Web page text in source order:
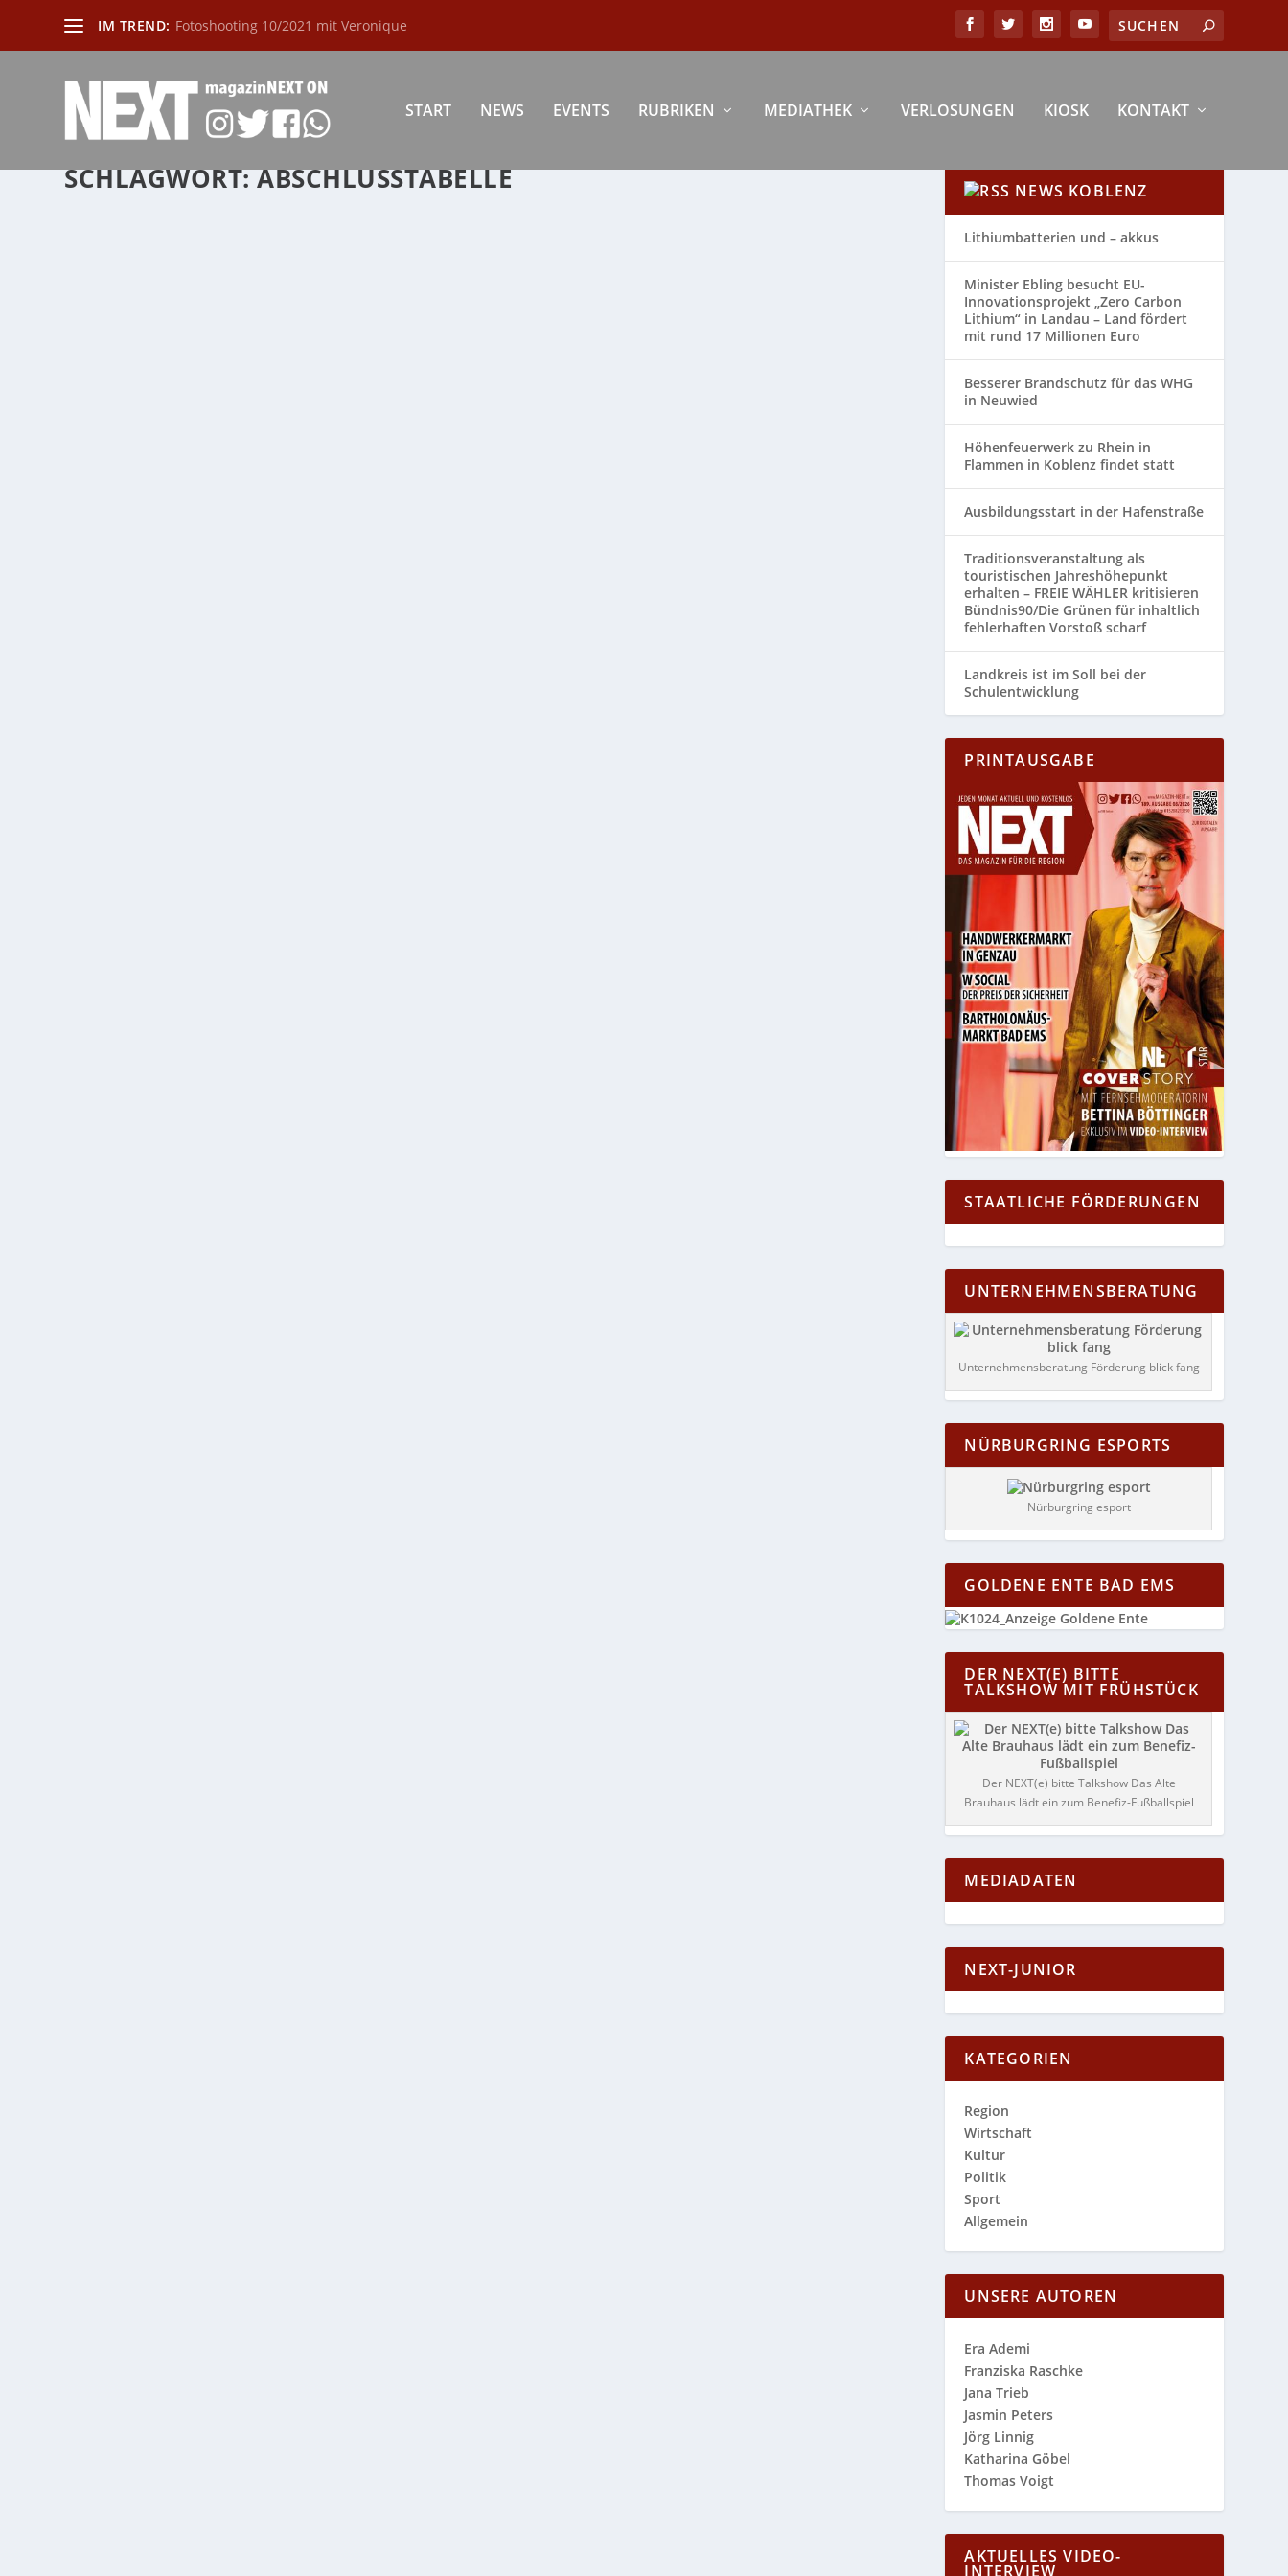
IM TREND: Fotoshooting 10/2021 mit Veronique
START NEWS EVENTS RUBRIKEN MEDIATHEK VERLOSUNGEN KIOSK KONTAKT
SCHLAGWORT:ABSCHLUSSTABELLE NEWS KOBLENZ
Lithiumbatterien und – akkus
Minister Ebling besucht EU-
Innovationsprojekt „Zero Carbon
Lithium“ in Landau – Land fördert
mit rund 17 Millionen Euro
Besserer Brandschutz für das WHG
in Neuwied
Höhenfeuerwerk zu Rhein in
Flammen in Koblenz findet statt
Ausbildungsstart in der Hafenstraße
Traditionsveranstaltung als
touristischen Jahreshöhepunkt
erhalten – FREIE WÄHLER kritisieren
Bündnis90/Die Grünen für inhaltlich
fehlerhaften Vorstoß scharf
Landkreis ist im Soll bei der
Schulentwicklung
PRINTAUSGABE
STAATLICHE FÖRDERUNGEN
UNTERNEHMENSBERATUNG
Unternehmensberatung Förderung blick fang
NÜRBURGRING ESPORTS
Nürburgring esport
GOLDENE ENTE BAD EMS
DER NEXT(E) BITTE
TALKSHOW MIT FRÜHSTÜCK
Der NEXT(e) bitte Talkshow Das Alte
Brauhaus lädt ein zum Benefiz-Fußballspiel
MEDIADATEN
NEXT-JUNIOR
KATEGORIEN
Region
Wirtschaft
Kultur
Politik
Sport
Allgemein
UNSERE AUTOREN
Era Ademi
Franziska Raschke
Jana Trieb
Jasmin Peters
Jörg Linnig
Katharina Göbel
Thomas Voigt
AKTUELLES VIDEO-
INTERVIEW